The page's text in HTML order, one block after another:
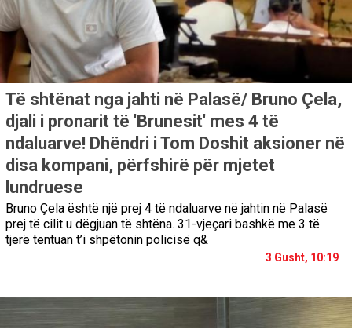
Të shtënat nga jahti në Palasë/ Bruno Çela,
djali i pronarit të 'Brunesit' mes 4 të
ndaluarve! Dhëndri i Tom Doshit aksioner në
disa kompani, përfshirë për mjetet
lundruese
Bruno Çela është një prej 4 të ndaluarve në jahtin në Palasë
prej të cilit u dëgjuan të shtëna. 31-vjeçari bashkë me 3 të
tjerë tentuan t’i shpëtonin policisë q&
3 Gusht, 10:19